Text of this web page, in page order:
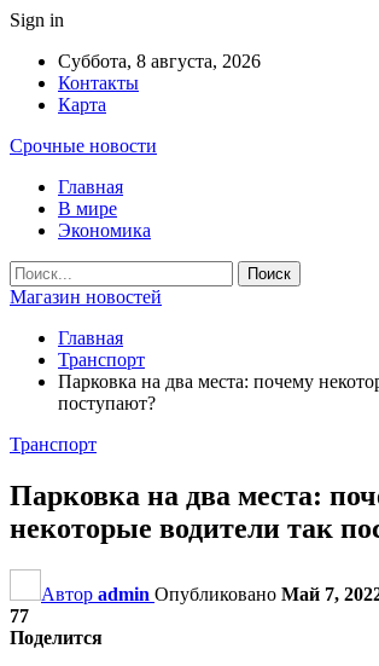
Sign in
Суббота, 8 августа, 2026
Контакты
Карта
Срочные новости
Главная
В мире
Экономика
Магазин новостей
Главная
Транспорт
Парковка на два места: почему
поступают?
Транспорт
Парковка на два места:
некоторые водители так
Автор admin Опубликовано Май 7,
77
Поделится